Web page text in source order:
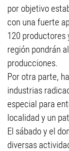
por objetivo
con una fuerte
120 productores
región pondrán
producciones.
Por otra parte,
industrias
especial para
localidad y un
El sábado y el
diversas